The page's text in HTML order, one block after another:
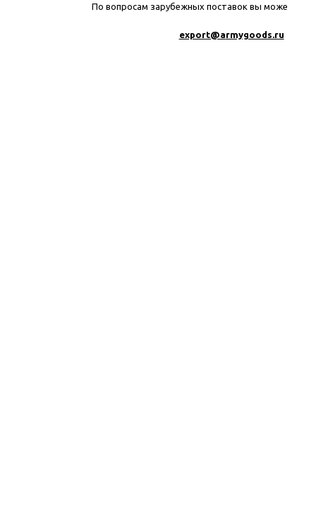
По вопросам зарубежных поставок вы можете
export@armygoods.ru